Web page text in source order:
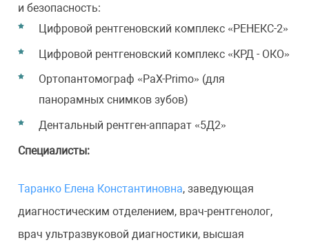
и безопасность:
Цифровой рентгеновский комплекс «РЕНЕКС-2»
Цифровой рентгеновский комплекс «КРД - ОКО»
Ортопантомограф «PaX-Primo» (для
панорамных снимков зубов)
Дентальный рентген-аппарат «5Д2»
Специалисты:
Таранко Елена Константиновна, заведующая
диагностическим отделением, врач-рентгенолог,
врач ультразвуковой диагностики, высшая